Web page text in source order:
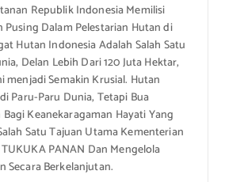
Republik Indonesia Memilisi
Pusing Dalam Pelestarian Hutan di
Hutan Indonesia Adalah Salah Satu
Delan Lebih Dari 120 Juta Hektar,
menjadi Semakin Krusial. Hutan
Paru-Paru Dunia, Tetapi Bua
Keanekaragaman Hayati Yang
Satu Tajuan Utama Kementerian
PANAN Dan Mengelola
Secara Berkelanjutan.